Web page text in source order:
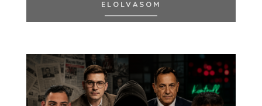
ELOLVASOM